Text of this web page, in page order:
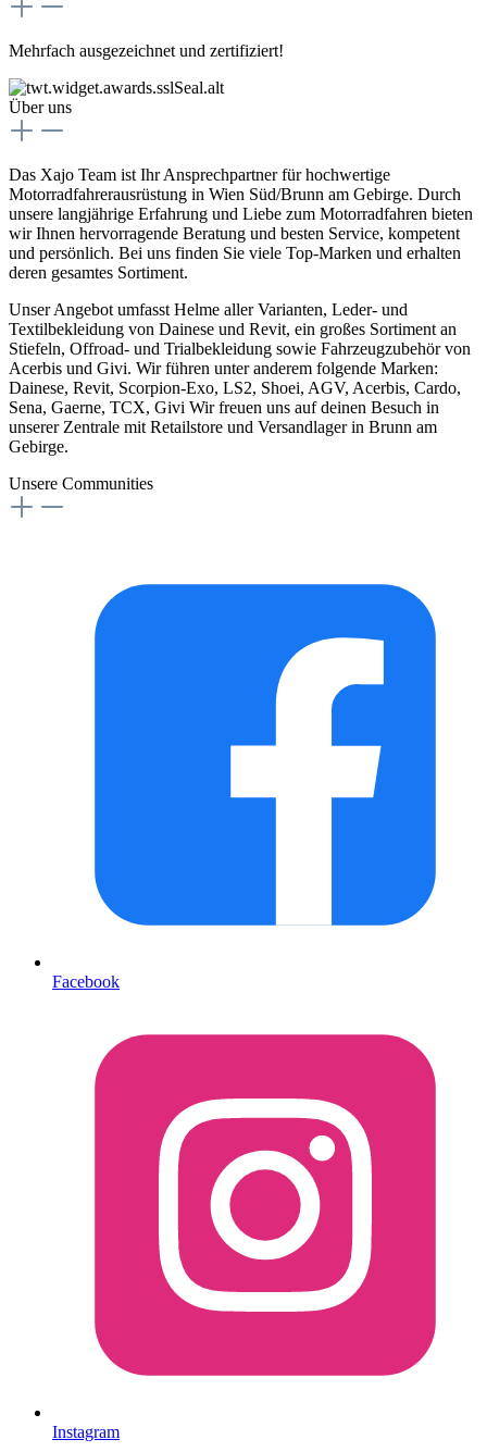
Mehrfach ausgezeichnet und zertifiziert!
Über uns
Das Xajo Team ist Ihr Ansprechpartner für hochwertige
Motorradfahrerausrüstung in Wien Süd/Brunn am Gebirge. Durch
unsere langjährige Erfahrung und Liebe zum Motorradfahren bieten
wir Ihnen hervorragende Beratung und besten Service, kompetent
und persönlich. Bei uns finden Sie viele Top-Marken und erhalten
deren gesamtes Sortiment.
Unser Angebot umfasst Helme aller Varianten, Leder- und
Textilbekleidung von Dainese und Revit, ein großes Sortiment an
Stiefeln, Offroad- und Trialbekleidung sowie Fahrzeugzubehör von
Acerbis und Givi. Wir führen unter anderem folgende Marken:
Dainese, Revit, Scorpion-Exo, LS2, Shoei, AGV, Acerbis, Cardo,
Sena, Gaerne, TCX, Givi Wir freuen uns auf deinen Besuch in
unserer Zentrale mit Retailstore und Versandlager in Brunn am
Gebirge.
Unsere Communities
Facebook
Instagram